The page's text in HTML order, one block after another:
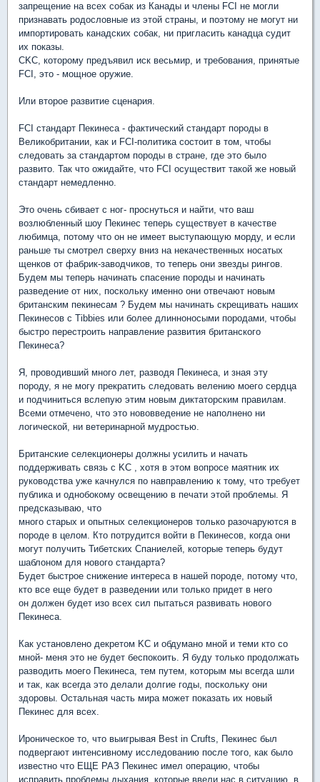
запрещение на всех собак из Канады и члены FCI не могли
признавать родословные из этой страны, и поэтому не могут ни
импортировать канадских собак, ни пригласить канадца судит
их показы.
CKC, которому предъявил иск весьмир, и требования, принятые
FCI, это - мощное оружие.
Или второе развитие сценария.
FCI стандарт Пекинеса - фактический стандарт породы в
Великобритании, как и FCI-политика состоит в том, чтобы
следовать за стандартом породы в стране, где это было
развито. Так что ожидайте, что FCI осуществит такой же новый
стандарт немедленно.
Это очень сбивает с ног- проснуться и найти, что ваш
возлюбленный шоу Пекинес теперь существует в качестве
любимца, потому что он не имеет выступающую морду, и если
раньше ты смотрел сверху вниз на некачественных носатых
щенков от фабрик-заводчиков, то теперь они звезды рингов.
Будем мы теперь начинать спасение породы и начинать
разведение от них, поскольку именно они отвечают новым
британским пекинесам ? Будем мы начинать скрещивать наших
Пекинесов с Tibbies или более длинноносыми породами, чтобы
быстро перестроить направление развития британского
Пекинеса?
Я, проводивший много лет, разводя Пекинеса, и зная эту
породу, я не могу прекратить следовать велению моего сердца
и подчиниться вслепую этим новым диктаторским правилам.
Всеми отмечено, что это нововведение не наполнено ни
логической, ни ветеринарной мудростью.
Британские селекционеры должны усилить и начать
поддерживать связь с KC , хотя в этом вопросе маятник их
руководства уже качнулся по навправлению к тому, что требует
публика и однобокому освещению в печати этой проблемы. Я
предсказываю, что
много старых и опытных селекционеров только разочаруются в
породе в целом. Кто потрудится войти в Пекинесов, когда они
могут получить Тибетских Спаниелей, которые теперь будут
шаблоном для нового стандарта?
Будет быстрое снижение интереса в нашей породе, потому что,
кто все еще будет в разведении или только придет в него
он должен будет изо всех сил пытаться развивать нового
Пекинеса.
Как установлено декретом KC и обдумано мной и теми кто со
мной- меня это не будет беспокоить. Я буду только продолжать
разводить моего Пекинеса, тем путем, которым мы всегда шли
и так, как всегда это делали долгие годы, поскольку они
здоровы. Остальная часть мира может показать их новый
Пекинес для всех.
Ироническое то, что выигрывая Best in Crufts, Пекинес был
подвергают интенсивному исследованию после того, как было
известно что ЕЩЕ РАЗ Пекинес имел операцию, чтобы
исправить проблемы дыхания, которые ввели нас в ситуацию, в